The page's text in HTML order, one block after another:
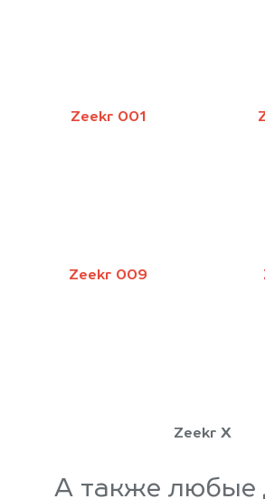
Zeekr 001
Zeekr 009
Zeekr X
А также любые